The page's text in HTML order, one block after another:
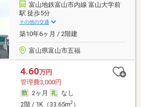
富山地鉄富山市内線 富山大学前
駅 徒歩5分
その他の交通
築10年6ヶ月 / 2階建
富山県富山市五福
4.60万円
管理費3,000円
2ヶ月
なし
2階 / 1K（33.65m2）